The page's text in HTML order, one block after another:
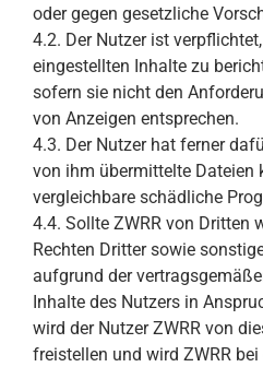
oder gegen gesetzliche
4.2. Der Nutzer ist
eingestellten Inhalte zu
sofern sie nicht den
von Anzeigen entsprechen.
4.3. Der Nutzer hat ferner
von ihm übermittelte Dateien
vergleichbare schädliche
4.4. Sollte ZWRR von Dritten
Rechten Dritter sowie
aufgrund der
Inhalte des Nutzers in
wird der Nutzer ZWRR von
freistellen und wird ZWRR